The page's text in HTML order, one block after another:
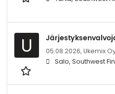
U 05.08.2026, Ukemix
Salo, Southwest